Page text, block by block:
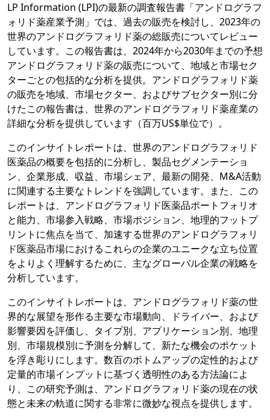
LP Information (LPI)の最新の調査報告書「アンドログラフ
ォリド薬産業予測」では、過去の販売を検討し、2023年の
世界のアンドログラフォリド薬の総販売についてレビュー
しています。この報告書は、2024年から2030年までの予想
アンドログラフォリド薬の販売について、地域と市場セク
ターごとの包括的な分析を提供。アンドログラフォリド薬
の販売を地域、市場セクター、およびサブセクター別に分
けたこの報告書は、世界のアンドログラフォリド薬産業の
詳細な分析を提供しています（百万US$単位で）。
このインサイトレポートは、世界のアンドログラフォリド
医薬品の概要を包括的に分析し、製品セグメンテーショ
ン、企業形成、収益、市場シェア、最新の開発、M&A活動
に関連する主要なトレンドを強調しています。また、この
レポートは、アンドログラフォリド医薬品ポートフォリオ
と能力、市場参入戦略、市場ポジション、地理的フットプ
リントに焦点を当て、加速する世界のアンドログラフォリ
ド医薬品市場におけるこれらの企業のユニークな立ち位置
をよりよく理解するために、主なグローバル企業の戦略を
分析しています。
このインサイトレポートは、アンドログラフォリド薬の世
界的な展望を形作る主要な市場動向、ドライバー、および
影響要因を評価し、タイプ別、アプリケーション別、地理
別、市場規模別に予測を分解して、新たな機会のポケット
を浮き彫りにします。数百のボトムアップの定性的および
定量的市場インプットに基づく透明性のある方法論によ
り、この研究予測は、アンドログラフォリド薬の現在の状
態と未来の軌道に関する非常に微妙な視点を提供します。